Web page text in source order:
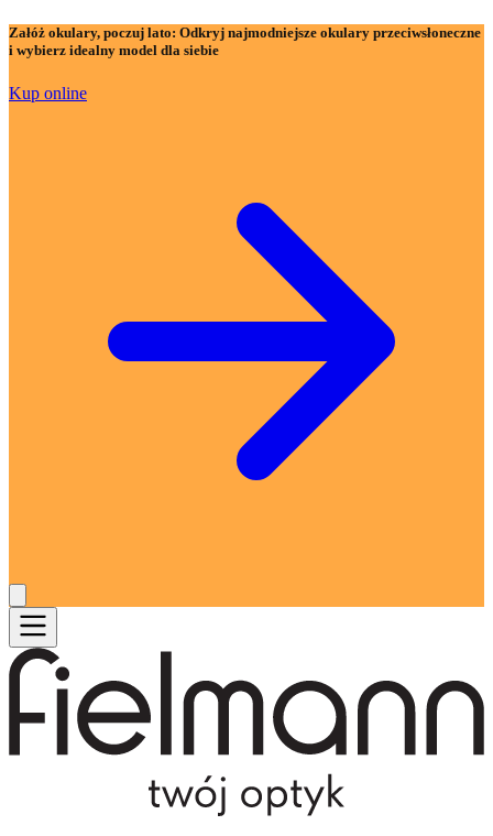
Załóż okulary, poczuj lato: Odkryj najmodniejsze okulary przeciwsłoneczne
i wybierz idealny model dla siebie
Kup online